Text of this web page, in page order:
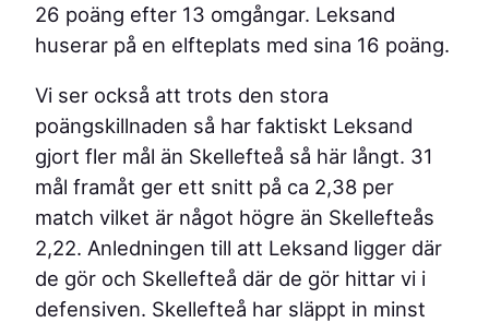
26 poäng efter 13 omgångar. Leksand
huserar på en elfteplats med sina 16 poäng.
Vi ser också att trots den stora
poängskillnaden så har faktiskt Leksand
gjort fler mål än Skellefteå så här långt. 31
mål framåt ger ett snitt på ca 2,38 per
match vilket är något högre än Skellefteås
2,22. Anledningen till att Leksand ligger där
de gör och Skellefteå där de gör hittar vi i
defensiven. Skellefteå har släppt in minst